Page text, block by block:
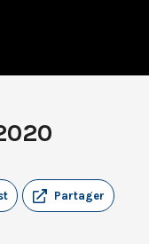
Partager